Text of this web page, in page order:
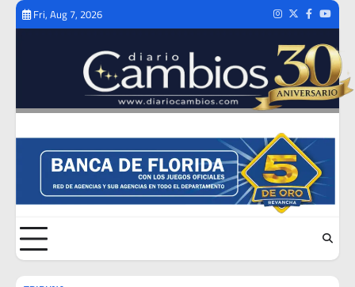
Skip
Fri, Aug 7, 2026 Instagram
TwitterFacebook